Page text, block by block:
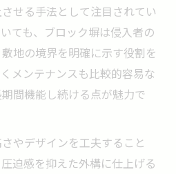
せる手法として注目されてい
ても、ブロック塀は侵入者の
地の境界を明確に示す役割を
メンテナンスも比較的容易な
間機能し続ける点が魅力で
やデザインを工夫すること
迫感を抑えた外構に仕上げる